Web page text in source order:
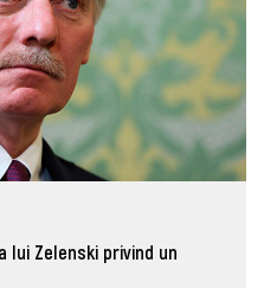
lui Zelenski privind un